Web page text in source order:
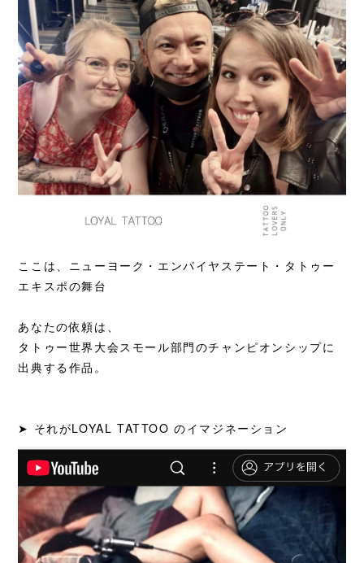
ここは、ニューヨーク・エンパイヤステート・タトゥー
エキスポの舞台
あなたの依頼は、
タトゥー世界大会スモール部門のチャンピオンシップに
出典する作品。
➤ それがLOYAL TATTOO のイマジネーション